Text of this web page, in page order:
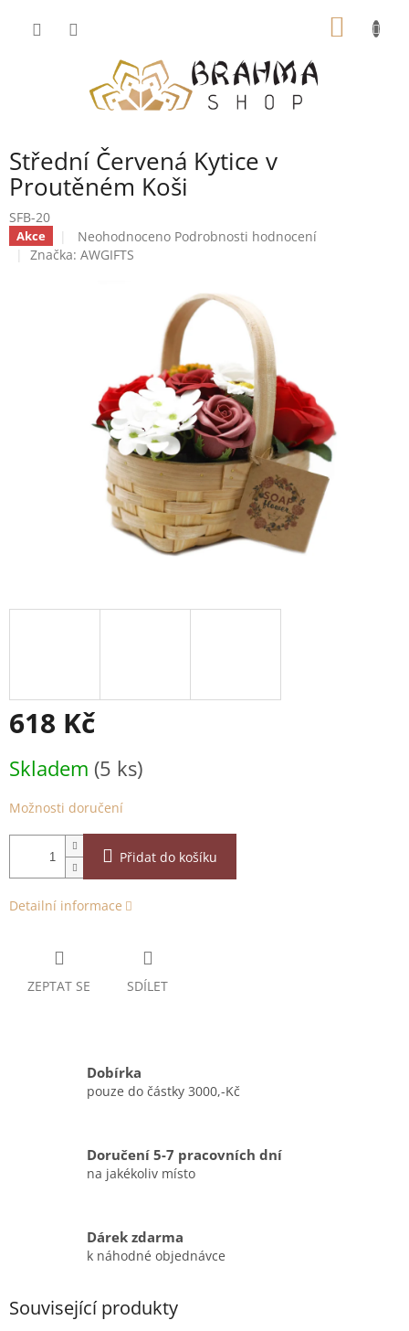
Střední Červená Kytice v
Proutěném Koši
SFB-20
Akce
Průměrné
hodnocení
Neohodnoceno Podrobnosti hodnocení
Značka: AWGIFTS
618 Kč
cena:
Skladem (5 ks)
Možnosti doručení
Přidat do košíku
Detailní informace
ZEPTAT SE SDÍLET
Dobírka
pouze do částky 3000,-Kč
Doručení 5-7 pracovních dní
na jakékoliv místo
Dárek zdarma
k náhodné objednávce
Související produkty